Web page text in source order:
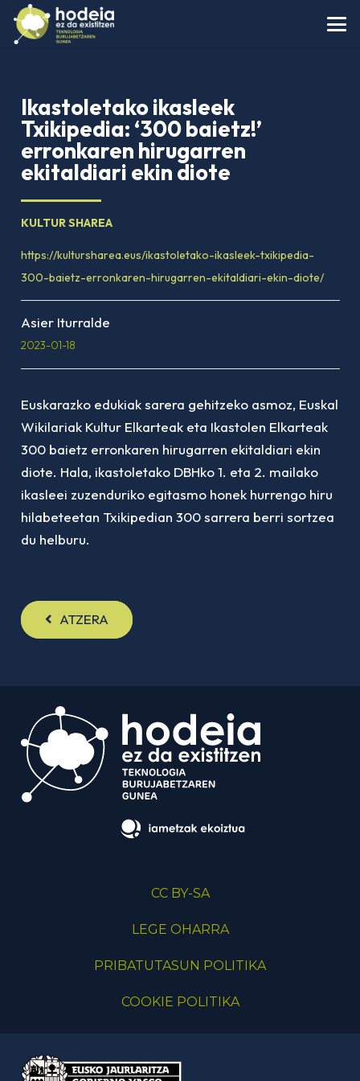
Ikastoletako ikasleek
Txikipedia: ‘300 baietz!’
erronkaren hirugarren
ekitaldiari ekin diote
KULTUR SHAREA
https://kultursharea.eus/ikastoletako-ikasleek-txikipedia-
300-baietz-erronkaren-hirugarren-ekitaldiari-ekin-diote/
Asier Iturralde
2023-01-18
Euskarazko edukiak sarera gehitzeko asmoz, Euskal
Wikilariak Kultur Elkarteak eta Ikastolen Elkarteak
300 baietz erronkaren hirugarren ekitaldiari ekin
diote. Hala, ikastoletako DBHko 1. eta 2. mailako
ikasleei zuzenduriko egitasmo honek hurrengo hiru
hilabeteetan Txikipedian 300 sarrera berri sortzea
du helburu.
ATZERA
CC BY-SA
LEGE OHARRA
PRIBATUTASUN POLITIKA
COOKIE POLITIKA